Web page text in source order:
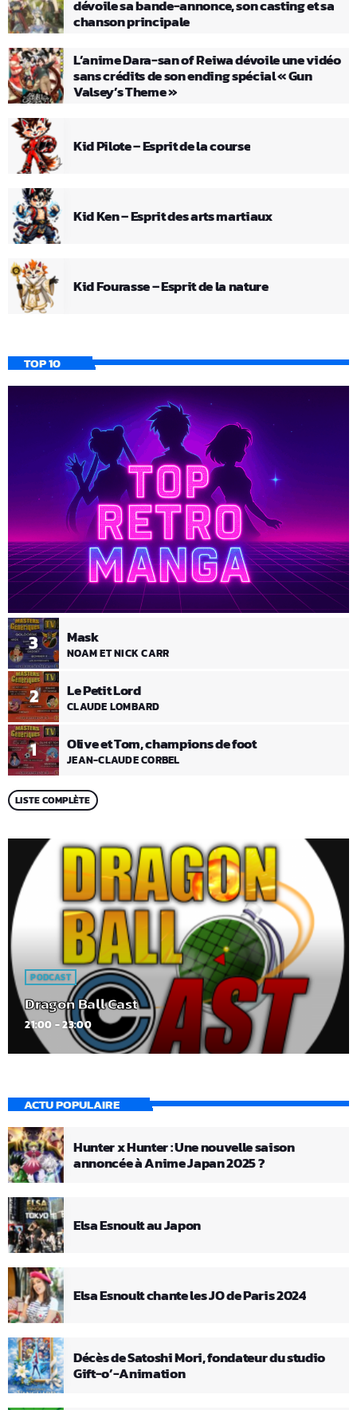
dévoile sa bande-annonce, son casting et sa
chanson principale
L’anime Dara-san of Reiwa dévoile une vidéo
sans crédits de son ending spécial « Gun
Valsey’s Theme »
Kid Pilote – Esprit de la course
Kid Ken – Esprit des arts martiaux
Kid Fourasse – Esprit de la nature
TOP 10
1 Olive et Tom, champions de foot
JEAN-CLAUDE CORBEL
2 Le Petit Lord
CLAUDE LOMBARD
3 Mask
NOAM ET NICK CARR
LISTE COMPLÈTE
PODCAST
Dragon Ball Cast
21:00 - 23:00
ACTU POPULAIRE
Hunter x Hunter : Une nouvelle saison
annoncée à Anime Japan 2025 ?
Elsa Esnoult au Japon
Elsa Esnoult chante les JO de Paris 2024
Décès de Satoshi Mori, fondateur du studio
Gift-o’-Animation